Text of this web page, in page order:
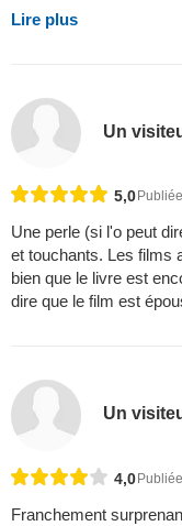
Lire plus
Un
5,0
Une perle (si l'o peut
et touchants. Les films
bien que le livre est
dire que le film est
Un
4,0
Franchement